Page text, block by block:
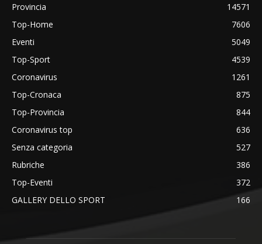
Provincia
14571
Top-Home
7606
Eventi
5049
Top-Sport
4539
Coronavirus
1261
Top-Cronaca
875
Top-Provincia
844
Coronavirus top
636
Senza categoria
527
Rubriche
386
Top-Eventi
372
GALLERY DELLO SPORT
166